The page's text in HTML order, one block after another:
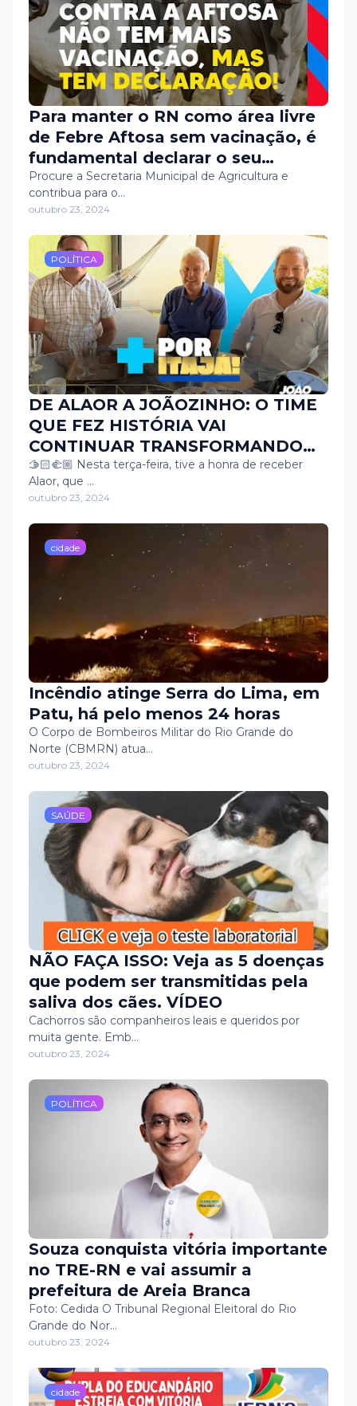
#TrabalhoContinuo #FuturoMelhor
Para manter o RN como área livre
de Febre Aftosa sem vacinação, é
fundamental declarar o seu
rebanho entre os dias 1º e 30 de
novembro.
Procure a Secretaria Municipal de Agricultura e
contribua para o…
outubro 23, 2024
POLÍTICA
DE ALAOR A JOÃOZINHO: O TIME
QUE FEZ HISTÓRIA VAI
CONTINUAR TRANSFORMANDO
ITAJÁ COM O NOSSO APOIO!
🫱🏻‍🫲🏼 Nesta terça-feira, tive a honra de receber
Alaor, que …
outubro 23, 2024
cidade
Incêndio atinge Serra do Lima, em
Patu, há pelo menos 24 horas
O Corpo de Bombeiros Militar do Rio Grande do
Norte (CBMRN) atua…
outubro 23, 2024
SAÚDE
NÃO FAÇA ISSO: Veja as 5 doenças
que podem ser transmitidas pela
saliva dos cães. VÍDEO
Cachorros são companheiros leais e queridos por
muita gente. Emb…
outubro 23, 2024
POLÍTICA
Souza conquista vitória importante
no TRE-RN e vai assumir a
prefeitura de Areia Branca
Foto: Cedida O Tribunal Regional Eleitoral do Rio
Grande do Nor…
outubro 23, 2024
cidade